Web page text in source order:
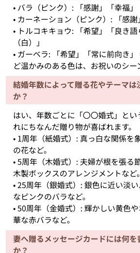
• バラ（ピンク）: 「感謝」「幸福」
• カーネーション（ピンク）: 「感謝
• トルコキキョウ: 「希望」「良き
（白）」
• ガーベラ: 「希望」「常に前向き
ど温かみのある色は、お祝いのシー
結婚年数によって贈る花やテーマは
か？
はい、年数ごとに「〇〇婚式」とい
れにちなんだ贈り物が喜ばれます。
• 1周年（紙婚式）: 真っ白な関係を
の花など。
• 5周年（木婚式）: 夫婦が根を張る
木製ボックスのアレンジメントなど。
• 25周年（銀婚式）: 銀色に近い淡
なピンクのバラなど。
• 50周年（金婚式）: 輝かしい黄色
華な赤バラなど。
妻へ贈るメッセージカードには何を
か？